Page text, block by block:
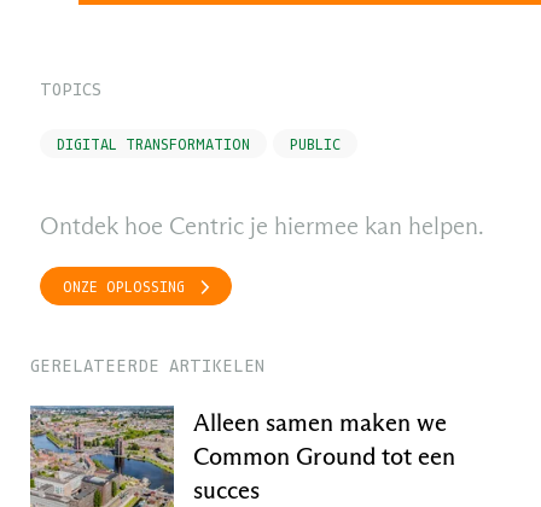
TOPICS
DIGITAL TRANSFORMATION PUBLIC
Ontdek hoe Centric je hiermee kan helpen.
ONZE OPLOSSING
GERELATEERDE ARTIKELEN
Alleen samen maken we
Common Ground tot een
succes